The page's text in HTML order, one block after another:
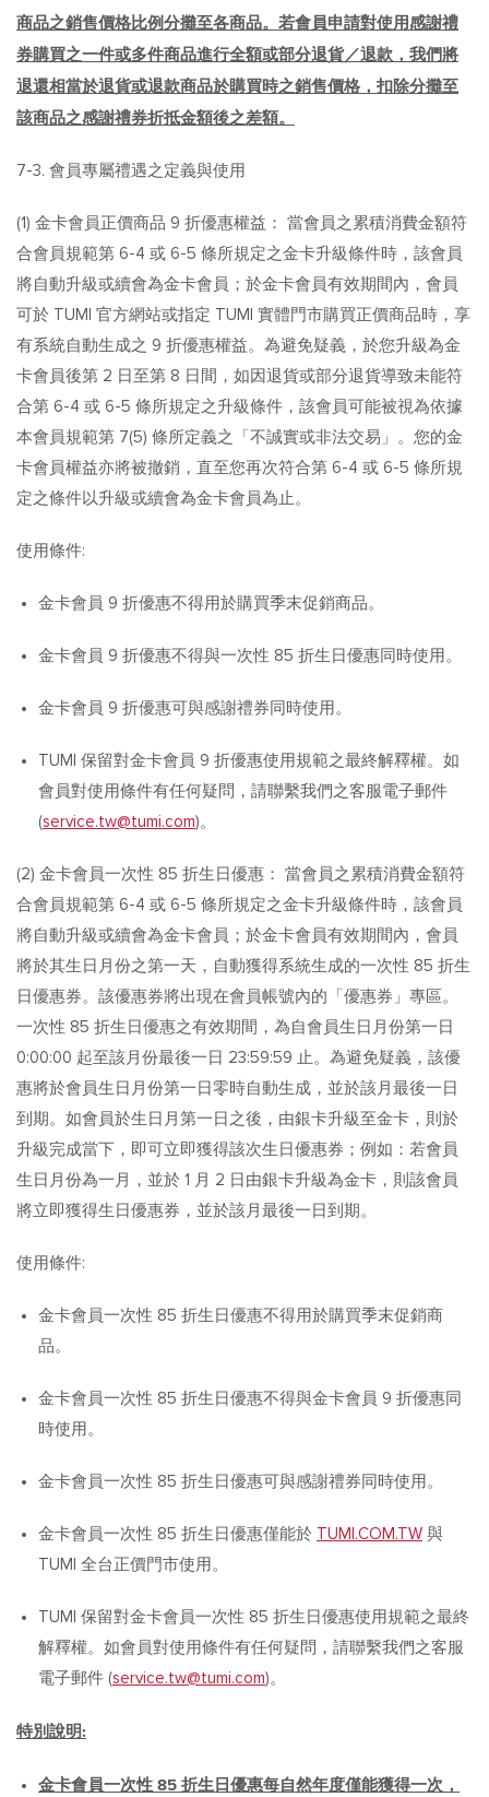
商品之銷售價格比例分攤至各商品。若會員申請對使用感謝禮
券購買之一件或多件商品進行全額或部分退貨／退款，我們將
退還相當於退貨或退款商品於購買時之銷售價格，扣除分攤至
該商品之感謝禮券折抵金額後之差額。
7-3. 會員專屬禮遇之定義與使用
(1) 金卡會員正價商品 9 折優惠權益： 當會員之累積消費金額符
合會員規範第 6-4 或 6-5 條所規定之金卡升級條件時，該會員
將自動升級或續會為金卡會員；於金卡會員有效期間內，會員
可於 TUMI 官方網站或指定 TUMI 實體門市購買正價商品時，享
有系統自動生成之 9 折優惠權益。為避免疑義，於您升級為金
卡會員後第 2 日至第 8 日間，如因退貨或部分退貨導致未能符
合第 6-4 或 6-5 條所規定之升級條件，該會員可能被視為依據
本會員規範第 7(5) 條所定義之「不誠實或非法交易」。您的金
卡會員權益亦將被撤銷，直至您再次符合第 6-4 或 6-5 條所規
定之條件以升級或續會為金卡會員為止。
使用條件:
金卡會員 9 折優惠不得用於購買季末促銷商品。
金卡會員 9 折優惠不得與一次性 85 折生日優惠同時使用。
金卡會員 9 折優惠可與感謝禮券同時使用。
TUMI 保留對金卡會員 9 折優惠使用規範之最終解釋權。如
會員對使用條件有任何疑問，請聯繫我們之客服電子郵件
(service.tw@tumi.com)。
(2) 金卡會員一次性 85 折生日優惠： 當會員之累積消費金額符
合會員規範第 6-4 或 6-5 條所規定之金卡升級條件時，該會員
將自動升級或續會為金卡會員；於金卡會員有效期間內，會員
將於其生日月份之第一天，自動獲得系統生成的一次性 85 折生
日優惠券。該優惠券將出現在會員帳號內的「優惠券」專區。
一次性 85 折生日優惠之有效期間，為自會員生日月份第一日
0:00:00 起至該月份最後一日 23:59:59 止。為避免疑義，該優
惠將於會員生日月份第一日零時自動生成，並於該月最後一日
到期。如會員於生日月第一日之後，由銀卡升級至金卡，則於
升級完成當下，即可立即獲得該次生日優惠券；例如：若會員
生日月份為一月，並於 1 月 2 日由銀卡升級為金卡，則該會員
將立即獲得生日優惠券，並於該月最後一日到期。
使用條件:
金卡會員一次性 85 折生日優惠不得用於購買季末促銷商
品。
金卡會員一次性 85 折生日優惠不得與金卡會員 9 折優惠同
時使用。
金卡會員一次性 85 折生日優惠可與感謝禮券同時使用。
金卡會員一次性 85 折生日優惠僅能於 TUMI.COM.TW 與
TUMI 全台正價門市使用。
TUMI 保留對金卡會員一次性 85 折生日優惠使用規範之最終
解釋權。如會員對使用條件有任何疑問，請聯繫我們之客服
電子郵件 (service.tw@tumi.com)。
特別說明:
金卡會員一次性 85 折生日優惠每自然年度僅能獲得一次，